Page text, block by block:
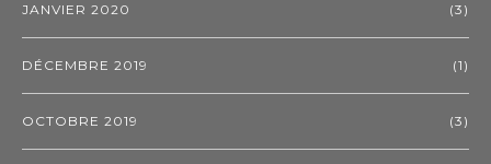
JANVIER 2020 (3)
DÉCEMBRE 2019 (1)
OCTOBRE 2019 (3)